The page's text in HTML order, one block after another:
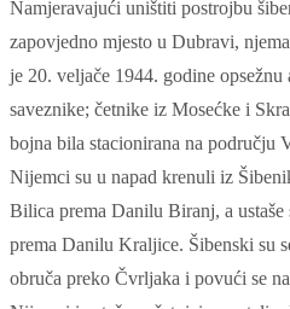
Namjeravajući uništiti postrojbu
zapovjedno mjesto u Dubravi,
je 20. veljače 1944. godine
saveznike; četnike iz Mosećke i
bojna bila stacionirana na području
Nijemci su u napad krenuli iz
Bilica prema Danilu Biranj, a ustaše
prema Danilu Kraljice. Šibenski su
obruča preko Čvrljaka i povući se